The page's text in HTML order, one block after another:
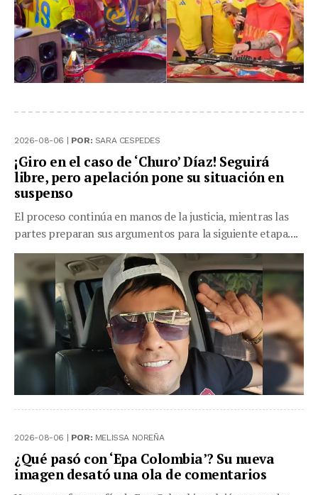
2026-08-06 | POR: SARA CESPEDES
¡Giro en el caso de ‘Churo’ Díaz! Seguirá
libre, pero apelación pone su situación en
suspenso
El proceso continúa en manos de la justicia, mientras las
partes preparan sus argumentos para la siguiente etapa....
2026-08-06 | POR: MELISSA NOREÑA
¿Qué pasó con ‘Epa Colombia’? Su nueva
imagen desató una ola de comentarios